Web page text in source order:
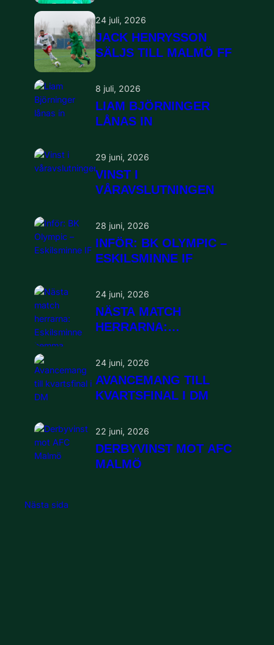
24 juli, 2026
JACK HENRYSSON
SÄLJS TILL MALMÖ FF
8 juli, 2026
LIAM BJÖRNINGER
LÅNAS IN
29 juni, 2026
VINST I
VÅRAVSLUTNINGEN
28 juni, 2026
INFÖR: BK OLYMPIC –
ESKILSMINNE IF
24 juni, 2026
NÄSTA MATCH
HERRARNA:
24 juni, 2026
AVANCEMANG TILL
KVARTSFINAL I DM
22 juni, 2026
DERBYVINST MOT AFC
MALMÖ
Nästa sida